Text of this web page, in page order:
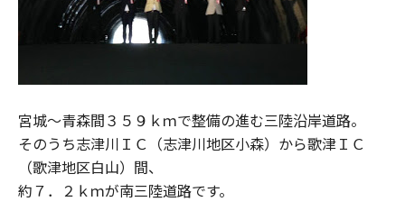
宮城～青森間３５９ｋｍで整備の進む三陸沿岸道路。
そのうち志津川ＩＣ（志津川地区小森）から歌津ＩＣ
（歌津地区白山）間、
約７．２ｋｍが南三陸道路です。